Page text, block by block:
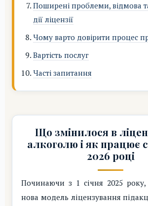
Поширені проблеми, відмова
дії ліцензії
Чому варто довірити процес
Вартість послуг
Часті запитання
Що змінилося в
алкоголю і як працює
2026 році
Починаючи з 1 січня 2025 року,
нова модель ліцензування